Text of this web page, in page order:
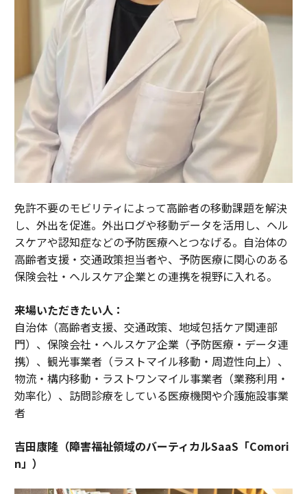
免許不要のモビリティによって高齢者の移動課題を解決
し、外出を促進。外出ログや移動データを活用し、ヘル
スケアや認知症などの予防医療へとつなげる。自治体の
高齢者支援・交通政策担当者や、予防医療に関心のある
保険会社・ヘルスケア企業との連携を視野に入れる。
来場いただきたい人：
自治体（高齢者支援、交通政策、地域包括ケア関連部
門）、保険会社・ヘルスケア企業（予防医療・データ連
携）、観光事業者（ラストマイル移動・周遊性向上）、
物流・構内移動・ラストワンマイル事業者（業務利用・
効率化）、訪問診療をしている医療機関や介護施設事業
者
吉田康隆（障害福祉領域のバーティカルSaaS「Comori
n」）